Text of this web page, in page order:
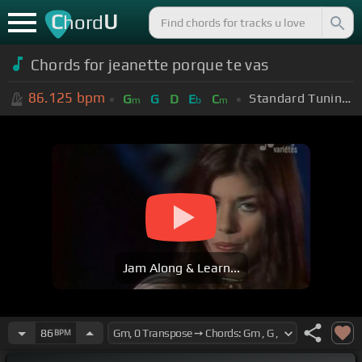
ChordU
Chords for jeanette porque te vas
86.125 bpm Gm G D Eb Cm Standard Tuning (EADGBE)
Jam Along & Learn...
86 BPM